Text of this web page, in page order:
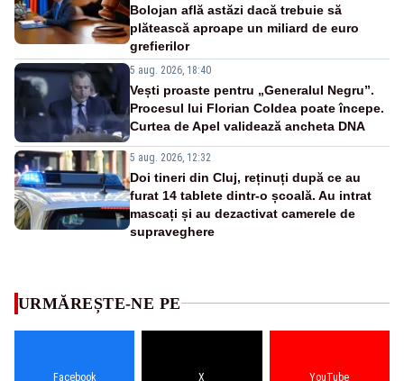
Bolojan află astăzi dacă trebuie să
plătească aproape un miliard de euro
grefierilor
5 aug. 2026, 18:40
Vești proaste pentru „Generalul Negru”.
Procesul lui Florian Coldea poate începe.
Curtea de Apel validează ancheta DNA
5 aug. 2026, 12:32
Doi tineri din Cluj, reținuți după ce au
furat 14 tablete dintr-o școală. Au intrat
mascați și au dezactivat camerele de
supraveghere
URMĂREȘTE-NE PE
Facebook X YouTube